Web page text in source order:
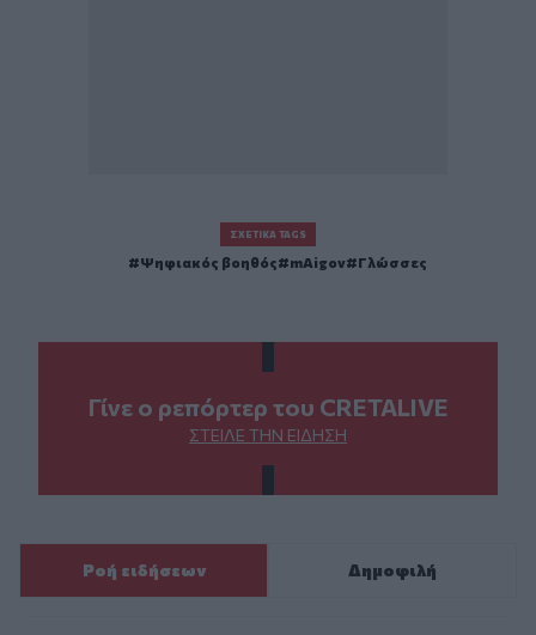
ΣΧΕΤΙΚΆ TAGS
Ψηφιακός βοηθός mAigov Γλώσσες
Γίνε ο ρεπόρτερ του CRETALIVE
ΣΤΕΊΛΕ ΤΗΝ ΕΊΔΗΣΗ
Ροή ειδήσεων Δημοφιλή